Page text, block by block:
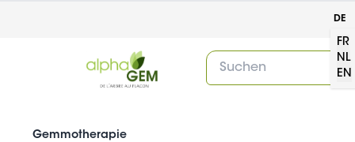
DE
FR
NL
EN
Gemmotherapie